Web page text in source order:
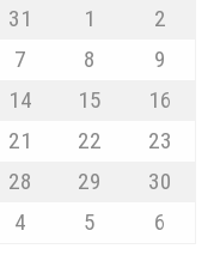
31 1
2
7 8
9
14 15
16
21 22
23
28 29
30
4 5 6